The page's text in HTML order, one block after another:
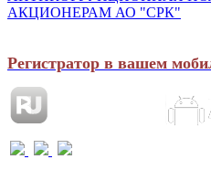
АКЦИОНЕРАМ АО "СРК"
Регистратор в вашем